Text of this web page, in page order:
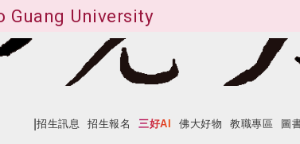
Guang University
|招生訊息 招生報名 三好AI 佛大好物 教職專區 圖